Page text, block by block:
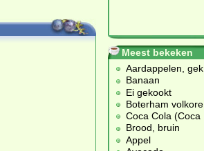
Meest bekeken
Aardappelen, gek
Banaan
Ei gekookt
Boterham volkore
Coca Cola (Coca
Brood, bruin
Appel